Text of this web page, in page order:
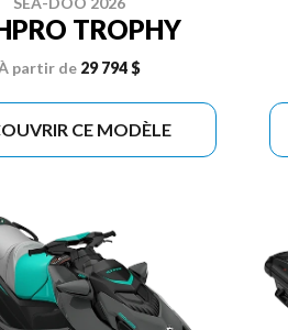
TROPHY
partir de 29 794 $
CE MODÈLE